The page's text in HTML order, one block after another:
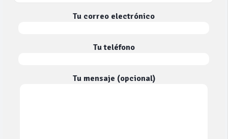
Tu correo electrónico
Tu teléfono
Tu mensaje (opcional)